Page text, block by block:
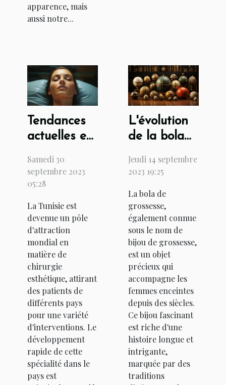
apparence, mais
aussi notre...
Tendances
actuelles en
chirurgie
esthétique
Samedi 30
septembre 2023
05:28
La Tunisie est
devenue un pôle
d'attraction
mondial en
matière de
chirurgie
esthétique, attirant
des patients de
différents pays
pour une variété
d'interventions. Le
développement
rapide de cette
spécialité dans le
pays est
L'évolution
de la bola
grossesse à
siècles
Jeudi 14 septembre
2023 19:25
La bola de
grossesse,
également connue
sous le nom de
bijou de grossesse,
est un objet
précieux qui
accompagne les
femmes enceintes
depuis des siècles.
Ce bijou fascinant
est riche d'une
histoire longue et
intrigante,
marquée par des
traditions